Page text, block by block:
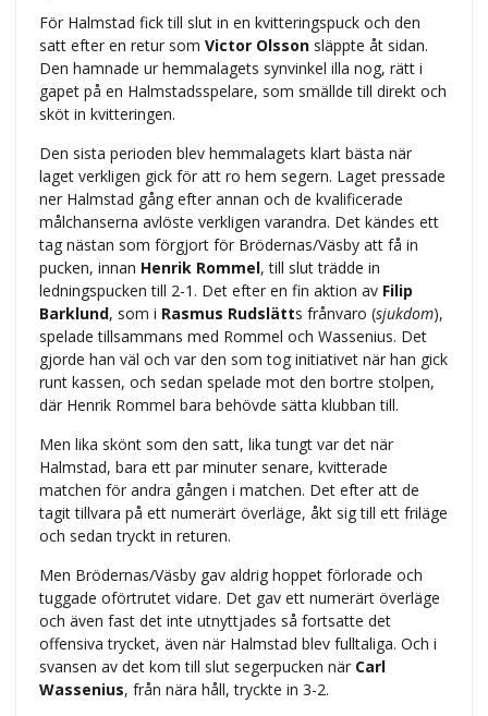
För Halmstad fick till slut in en kvitteringspuck och den
satt efter en retur som Victor Olssonsläppte åt sidan.
Den hamnade ur hemmalagets synvinkel illa nog, rätt i
gapet på en Halmstadsspelare, som smällde till direkt och
sköt in kvitteringen.
Den sista perioden blev hemmalagets klart bästa när
laget verkligen gick för att ro hem segern. Laget pressade
ner Halmstad gång efter annan och de kvalificerade
målchanserna avlöste verkligen varandra. Det kändes ett
tag nästan som förgjort för Brödernas/Väsby att få in
pucken, innan Henrik Rommel, till slut trädde in
ledningspucken till 2-1. Det efter en fin aktion av Filip
Barklund, som i Rasmus Rudslätts frånvaro (sjukdom),
spelade tillsammans med Rommel och Wassenius. Det
gjorde han väl och var den som tog initiativet när han gick
runt kassen, och sedan spelade mot den bortre stolpen,
där Henrik Rommel bara behövde sätta klubban till.
Men lika skönt som den satt, lika tungt var det när
Halmstad, bara ett par minuter senare, kvitterade
matchen för andra gången i matchen. Det efter att de
tagit tillvara på ett numerärt överläge, åkt sig till ett friläge
och sedan tryckt in returen.
Men Brödernas/Väsby gav aldrig hoppet förlorade och
tuggade oförtrutet vidare. Det gav ett numerärt överläge
och även fast det inte utnyttjades så fortsatte det
offensiva trycket, även när Halmstad blev fulltaliga. Och i
svansen av det kom till slut segerpucken när Carl
Wassenius, från nära håll, tryckte in 3-2.